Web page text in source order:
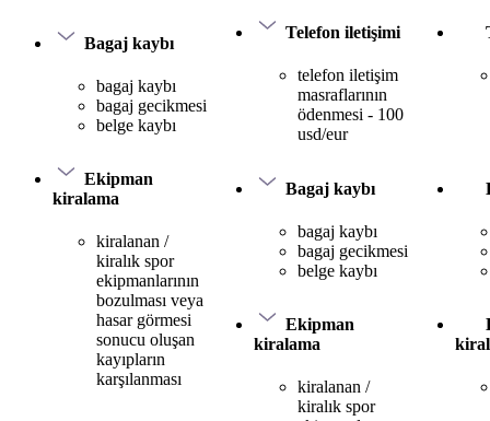
Bagaj kaybı
bagaj kaybı
bagaj gecikmesi
belge kaybı
Ekipman
kiralama
kiralanan /
kiralık spor
ekipmanlarının
bozulması veya
hasar görmesi
sonucu oluşan
kayıpların
karşılanması
Telefon iletişimi
telefon iletişim
masraflarının
ödenmesi - 100
usd/eur
Bagaj kaybı
bagaj kaybı
bagaj gecikmesi
belge kaybı
Ekipman
kiralama
kiralanan /
kiralık spor